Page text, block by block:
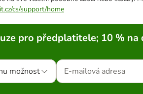
cs/support/home
pro předplatitele; 10 %
možnost